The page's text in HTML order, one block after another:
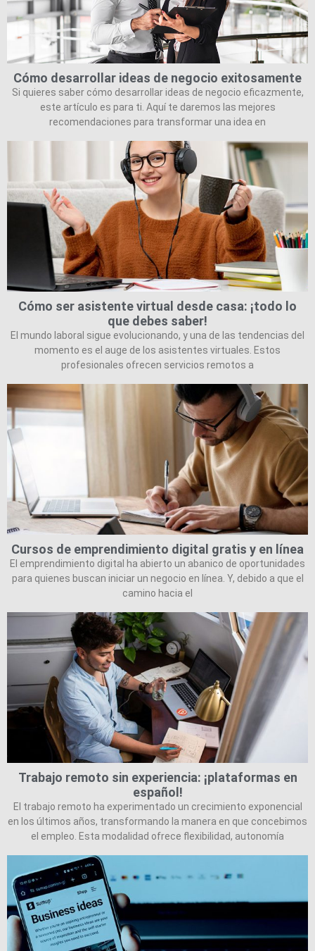
Cómo desarrollar ideas de negocio exitosamente
Si quieres saber cómo desarrollar ideas de negocio eficazmente,
este artículo es para ti. Aquí te daremos las mejores
recomendaciones para transformar una idea en
Cómo ser asistente virtual desde casa: ¡todo lo
que debes saber!
El mundo laboral sigue evolucionando, y una de las tendencias del
momento es el auge de los asistentes virtuales. Estos
profesionales ofrecen servicios remotos a
Cursos de emprendimiento digital gratis y en línea
El emprendimiento digital ha abierto un abanico de oportunidades
para quienes buscan iniciar un negocio en línea. Y, debido a que el
camino hacia el
Trabajo remoto sin experiencia: ¡plataformas en
español!
El trabajo remoto ha experimentado un crecimiento exponencial
en los últimos años, transformando la manera en que concebimos
el empleo. Esta modalidad ofrece flexibilidad, autonomía